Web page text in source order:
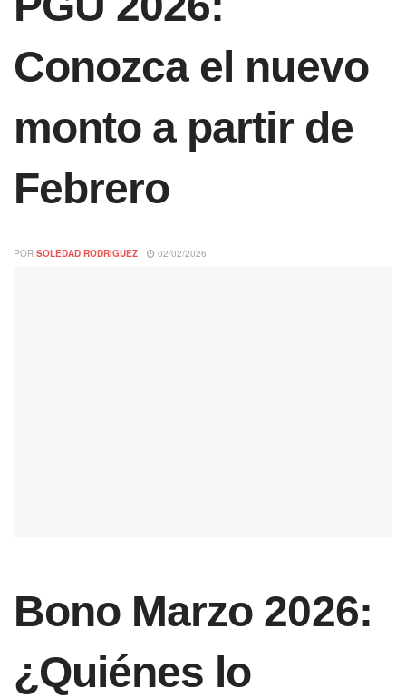
Conozca el nuevo
monto a partir de
Febrero
POR SOLEDAD RODRIGUEZ 02/02/2026
Bono Marzo 2026:
¿Quiénes lo